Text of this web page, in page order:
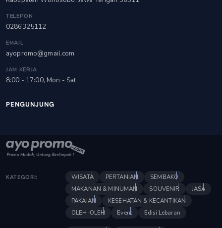
TELEPON
0286325112
EMAIL
ayopromo@gmail.com
JAM KERJA
8:00 - 17:00, Mon - Sat
PENGUNJUNG
KATEGORI: WISATA PERTANIAN
SEMBAKO
MAKANAN & MINUMAN
SOUVENIR
JASA
PAKAIAN
KESEHATAN & KECANTIKAN
OLEH-OLEH
Event Edisi Lebaran